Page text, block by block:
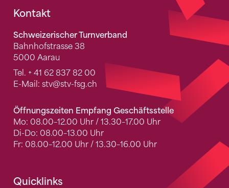
Fusszeile
Kontakt
Schweizerischer Turnverband
Bahnhofstrasse 38
5000 Aarau
Tel. + 41 62 837 82 00
E-Mail: stv@stv-fsg.ch
Öffnungszeiten Empfang Geschäftsstelle
Mo: 08.00–12.00 Uhr / 13.30–17.00 Uhr
Di-Do: 08.00–13.00 Uhr
Fr: 08.00–12.00 Uhr / 13.30–16.00 Uhr
Quicklinks